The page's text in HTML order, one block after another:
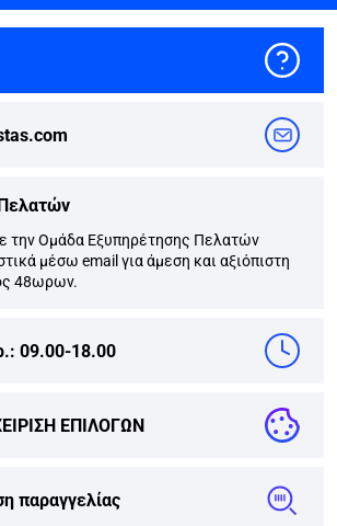
την Ομάδα Εξυπηρέτησης Πελατών
μέσω email για άμεση και αξιόπιστη
48ωρων.
09.00-18.00
ΕΠΙΛΟΓΩΝ
παραγγελίας